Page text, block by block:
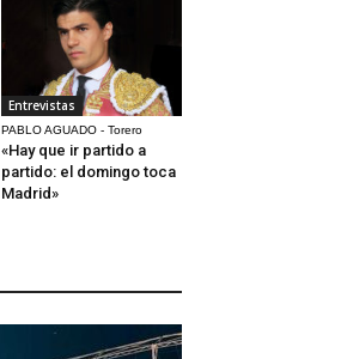
Entrevistas
PABLO AGUADO - Torero
«Hay que ir partido a
partido: el domingo toca
Madrid»